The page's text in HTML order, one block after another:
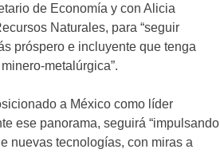
de Economía y con Alicia
Naturales, para “seguir
próspero e incluyente que tenga
metalúrgica”.
a México como líder
ese panorama, seguirá “impulsando
nuevas tecnologías, con miras a